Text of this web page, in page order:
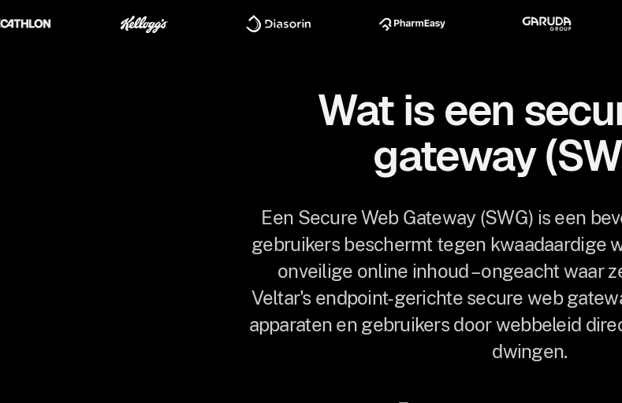
Wat is een
gateway
Een Secure Web Gateway (SWG) is een
gebruikers beschermt tegen kwaadaardige
onveilige online inhoud – ongeacht waar
Veltar's endpoint-gerichte secure web
apparaten en gebruikers door webbeleid
dwingen.